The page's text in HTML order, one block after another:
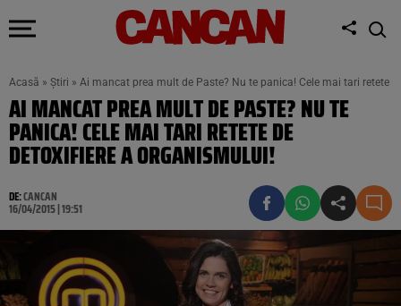
Acasă » Știri » Ai mancat prea mult de Paste? Nu te panica! Cele mai tari retete
AI MANCAT PREA MULT DE PASTE? NU TE
PANICA! CELE MAI TARI RETETE DE
DETOXIFIERE A ORGANISMULUI!
DE:CANCAN
16/04/2015 | 19:51